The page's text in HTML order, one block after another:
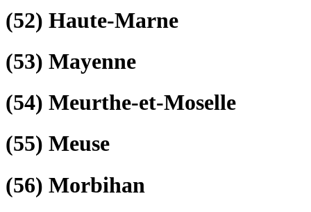
(52) Haute-Marne
(53) Mayenne
(54) Meurthe-et-Moselle
(55) Meuse
(56) Morbihan